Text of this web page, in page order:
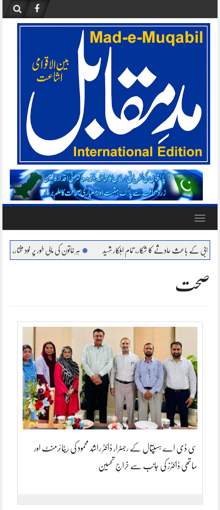
content
Toggle
حادثے کا شکار، تمام اہلکار شہید ہر خاتون کی مالی طور پر خود مختار، بااحتیار بنانا ہمارا عزم
صحت
سی ڈی اے ہسپتال کے رجسٹرار ڈاکٹر راشد محمود کی ریٹائرمنٹ اور
ساتھی ڈاکٹرز کی جانب سے خراجِ تحسین